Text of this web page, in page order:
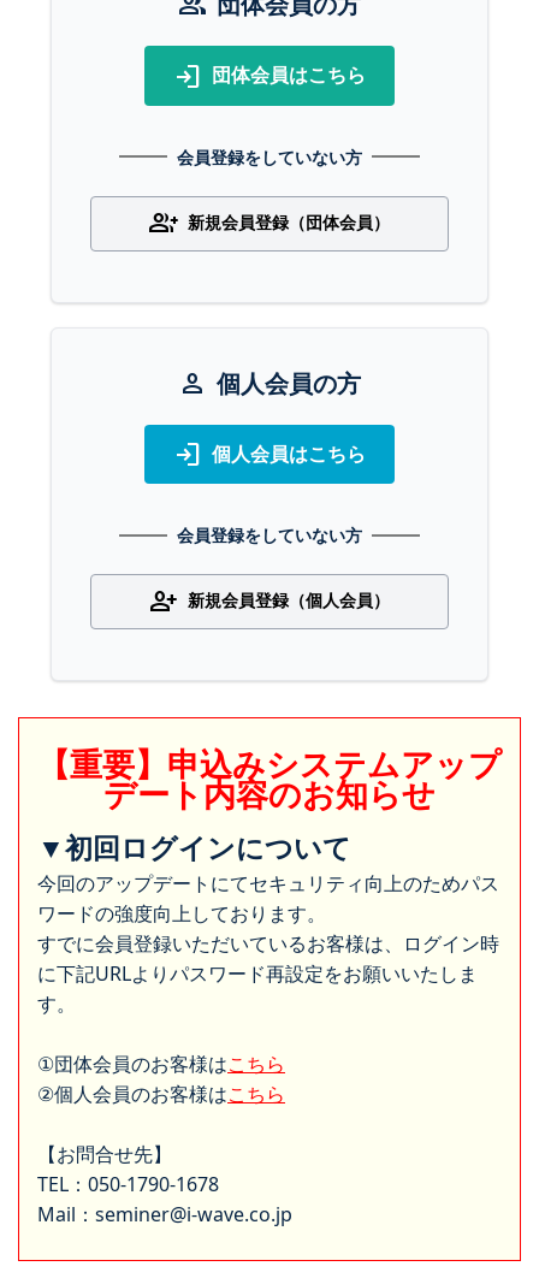
login 団体会員はこちら
会員登録をしていない方
group_add 新規会員登録（団体会員）
person 個人会員の方
login 個人会員はこちら
会員登録をしていない方
person_add 新規会員登録（個人会員）
【重要】申込みシステムアップ
デート内容のお知らせ
▼初回ログインについて
今回のアップデートにてセキュリティ向上のためパス
ワードの強度向上しております。
すでに会員登録いただいているお客様は、ログイン時
に下記URLよりパスワード再設定をお願いいたしま
す。
①団体会員のお客様はこちら
②個人会員のお客様はこちら
【お問合せ先】
TEL：050-1790-1678
Mail：seminer@i-wave.co.jp